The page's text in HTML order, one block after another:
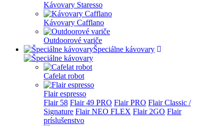
Kávovary Staresso
Kávovary Cafflano
Outdoorové variče
Špeciálne kávovary
Cafelat robot
Flair espresso
Flair 58 Flair 49 PRO Flair PRO Flair Classic /
Signature Flair NEO FLEX Flair 2GO Flair
príslušenstvo